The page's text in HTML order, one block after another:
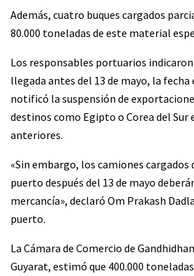
Además, cuatro buques cargados
80.000 toneladas de este material
Los responsables portuarios
llegada antes del 13 de mayo, la
notificó la suspensión de
destinos como Egipto o Corea del Sur
anteriores.
«Sin embargo, los camiones
puerto después del 13 de mayo
mercancía», declaró Om Prakash
puerto.
La Cámara de Comercio de
Guyarat, estimó que 400.000